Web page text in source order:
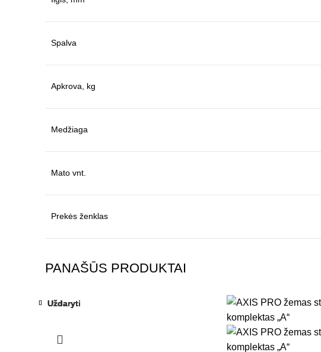
Spalva
Apkrova, kg
Medžiaga
Mato vnt.
Prekės ženklas
PANAŠŪS PRODUKTAI
Uždaryti
Uždaryti
Uždaryti
Uždaryti